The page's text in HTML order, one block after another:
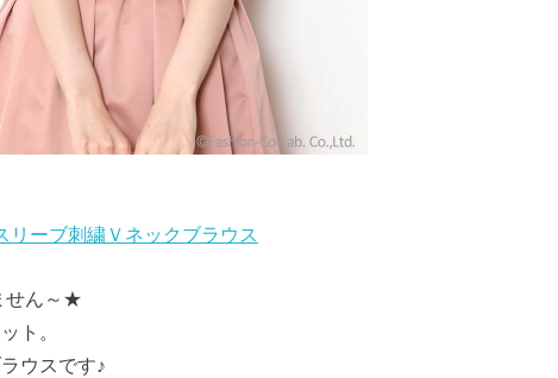
リーブ刺繍Ｖネックブラウス
せん～★
ト。
ウスです♪